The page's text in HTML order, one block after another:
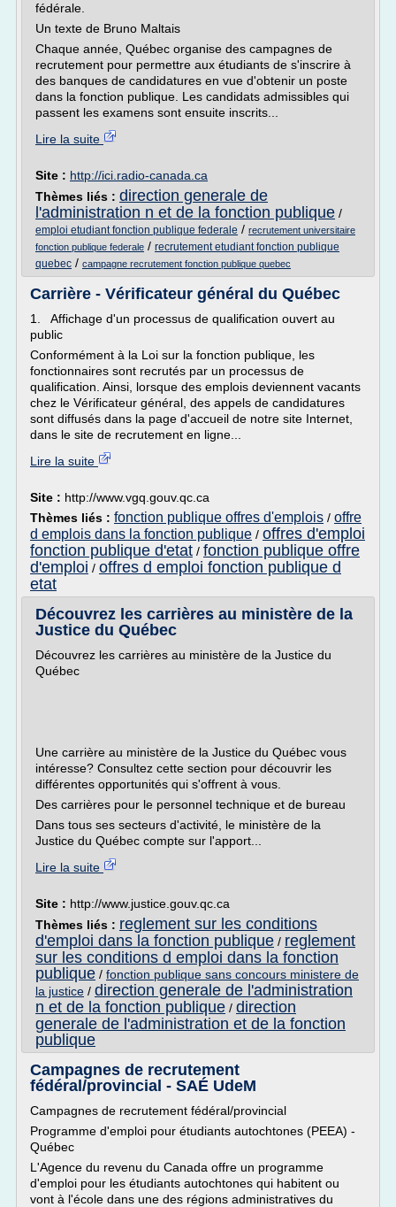
fédérale.
Un texte de Bruno Maltais
Chaque année, Québec organise des campagnes de
recrutement pour permettre aux étudiants de s'inscrire à
des banques de candidatures en vue d'obtenir un poste
dans la fonction publique. Les candidats admissibles qui
passent les examens sont ensuite inscrits...
Lire la suite
Site : http://ici.radio-canada.ca
Thèmes liés : direction generale de
l'administration n et de la fonction publique /
emploi etudiant fonction publique federale / recrutement universitaire
fonction publique federale / recrutement etudiant fonction publique
quebec / campagne recrutement fonction publique quebec
Carrière - Vérificateur général du Québec
1. Affichage d'un processus de qualification ouvert au
public
Conformément à la Loi sur la fonction publique, les
fonctionnaires sont recrutés par un processus de
qualification. Ainsi, lorsque des emplois deviennent vacants
chez le Vérificateur général, des appels de candidatures
sont diffusés dans la page d'accueil de notre site Internet,
dans le site de recrutement en ligne...
Lire la suite
Site : http://www.vgq.gouv.qc.ca
Thèmes liés : fonction publique offres d'emplois / offre
d emplois dans la fonction publique / offres d'emploi
fonction publique d'etat / fonction publique offre
d'emploi / offres d emploi fonction publique d
etat
Découvrez les carrières au ministère de la
Justice du Québec
Découvrez les carrières au ministère de la Justice du
Québec
Une carrière au ministère de la Justice du Québec vous
intéresse? Consultez cette section pour découvrir les
différentes opportunités qui s'offrent à vous.
Des carrières pour le personnel technique et de bureau
Dans tous ses secteurs d'activité, le ministère de la
Justice du Québec compte sur l'apport...
Lire la suite
Site : http://www.justice.gouv.qc.ca
Thèmes liés : reglement sur les conditions
d'emploi dans la fonction publique / reglement
sur les conditions d emploi dans la fonction
publique / fonction publique sans concours ministere de
la justice / direction generale de l'administration
n et de la fonction publique / direction
generale de l'administration et de la fonction
publique
Campagnes de recrutement
fédéral/provincial - SAÉ UdeM
Campagnes de recrutement fédéral/provincial
Programme d'emploi pour étudiants autochtones (PEEA) -
Québec
L'Agence du revenu du Canada offre un programme
d'emploi pour les étudiants autochtones qui habitent ou
vont à l'école dans une des régions administratives du